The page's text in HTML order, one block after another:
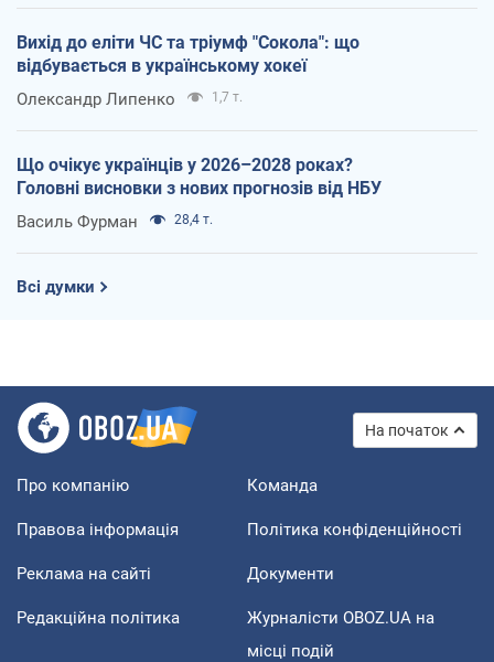
Вихід до еліти ЧС та тріумф "Сокола": що
відбувається в українському хокеї
Олександр Липенко 1,7 т.
Що очікує українців у 2026–2028 роках?
Головні висновки з нових прогнозів від НБУ
Василь Фурман 28,4 т.
Всі думки
На початок
Про компанію Команда
Правова інформація Політика конфіденційності
Реклама на сайті Документи
Редакційна політика
Журналісти OBOZ.UA на
місці подій